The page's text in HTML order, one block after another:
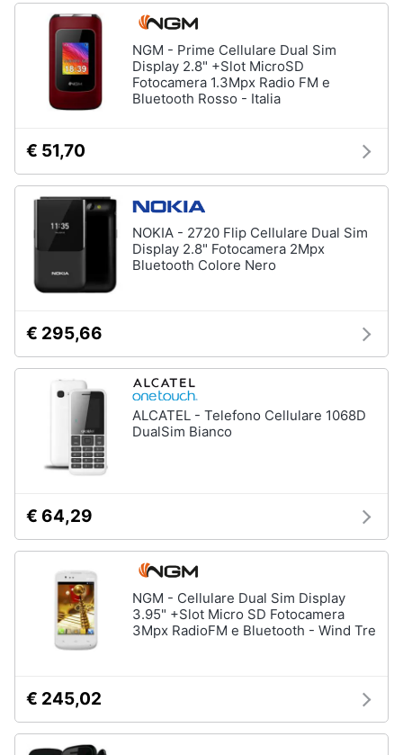
NGM - Prime Cellulare Dual Sim
Display 2.8" +Slot MicroSD
Fotocamera 1.3Mpx Radio FM e
Bluetooth Rosso - Italia
€ 51,70
NOKIA - 2720 Flip Cellulare Dual Sim
Display 2.8" Fotocamera 2Mpx
Bluetooth Colore Nero
€ 295,66
ALCATEL - Telefono Cellulare 1068D
DualSim Bianco
€ 64,29
NGM - Cellulare Dual Sim Display
3.95" +Slot Micro SD Fotocamera
3Mpx RadioFM e Bluetooth - Wind Tre
€ 245,02